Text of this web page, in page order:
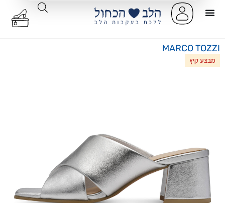
MARCO TOZZI
מבצע קיץ